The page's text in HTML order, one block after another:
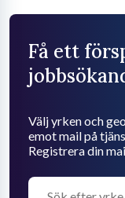
Få ett
Välj yrken och
emot mail på
Registrera din